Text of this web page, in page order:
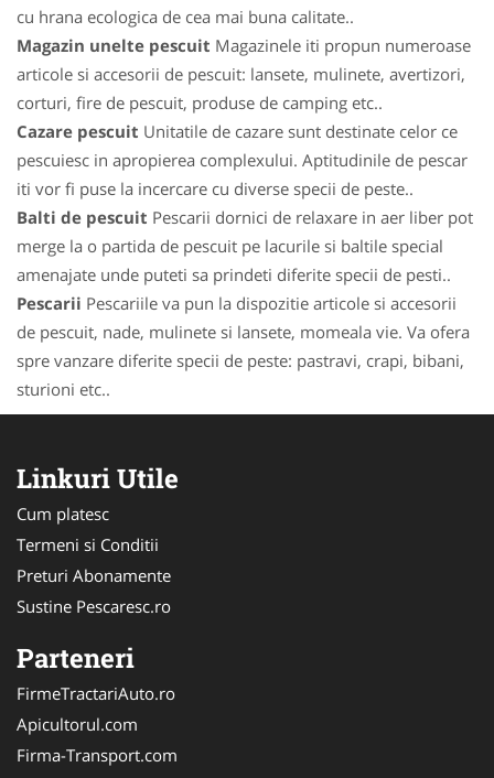
cu hrana ecologica de cea mai buna calitate..
Magazin unelte pescuit Magazinele iti propun numeroase
articole si accesorii de pescuit: lansete, mulinete, avertizori,
corturi, fire de pescuit, produse de camping etc..
Cazare pescuit Unitatile de cazare sunt destinate celor ce
pescuiesc in apropierea complexului. Aptitudinile de pescar
iti vor fi puse la incercare cu diverse specii de peste..
Balti de pescuit Pescarii dornici de relaxare in aer liber pot
merge la o partida de pescuit pe lacurile si baltile special
amenajate unde puteti sa prindeti diferite specii de pesti..
Pescarii Pescariile va pun la dispozitie articole si accesorii
de pescuit, nade, mulinete si lansete, momeala vie. Va ofera
spre vanzare diferite specii de peste: pastravi, crapi, bibani,
sturioni etc..
Linkuri Utile
Cum platesc
Termeni si Conditii
Preturi Abonamente
Sustine Pescaresc.ro
Parteneri
FirmeTractariAuto.ro
Apicultorul.com
Firma-Transport.com